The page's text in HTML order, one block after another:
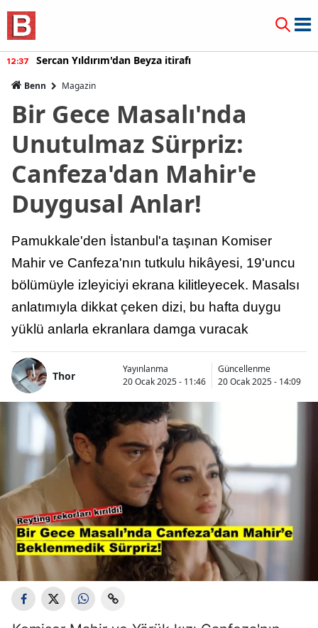
12:20 Burcu Özberk geri döndü!
Benn Magazin
Bir Gece Masalı'nda
Unutulmaz Sürpriz:
Canfeza'dan Mahir'e
Duygusal Anlar!
Pamukkale'den İstanbul'a taşınan Komiser
Mahir ve Canfeza'nın tutkulu hikâyesi, 19'uncu
bölümüyle izleyiciyi ekrana kilitleyecek. Masalsı
anlatımıyla dikkat çeken dizi, bu hafta duygu
yüklü anlarla ekranlara damga vuracak
Thor
Yayınlanma
20 Ocak 2025 - 11:46
Güncellenme
20 Ocak 2025 - 14:09